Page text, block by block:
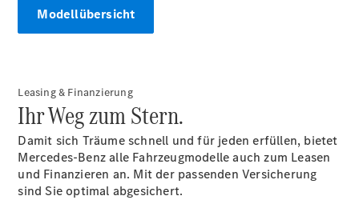
Startseite
Modellübersicht
Leasing & Finanzierung
Ihr Weg zum Stern.
Damit sich Träume schnell und für jeden erfüllen, bietet
Mercedes-Benz alle Fahrzeugmodelle auch zum Leasen
und Finanzieren an. Mit der passenden Versicherung
sind Sie optimal abgesichert.